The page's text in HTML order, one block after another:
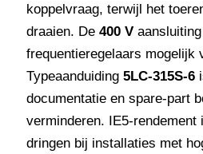
koppelvraag, terwijl het
draaien. De 400 V
frequentieregelaars mogelijk
Typeaanduiding 5LC-315S-6
documentatie en spare-part
verminderen. IE5-
dringen bij installaties met